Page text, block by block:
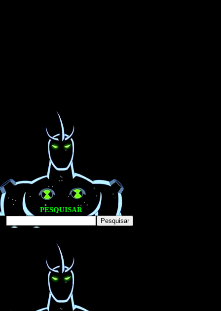
PESQUISAR